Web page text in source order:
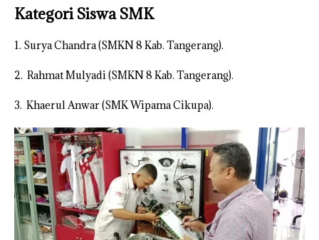
Kategori Siswa SMK
1. Surya Chandra (SMKN 8 Kab. Tangerang).
2. Rahmat Mulyadi (SMKN 8 Kab. Tangerang).
3. Khaerul Anwar (SMK Wipama Cikupa).